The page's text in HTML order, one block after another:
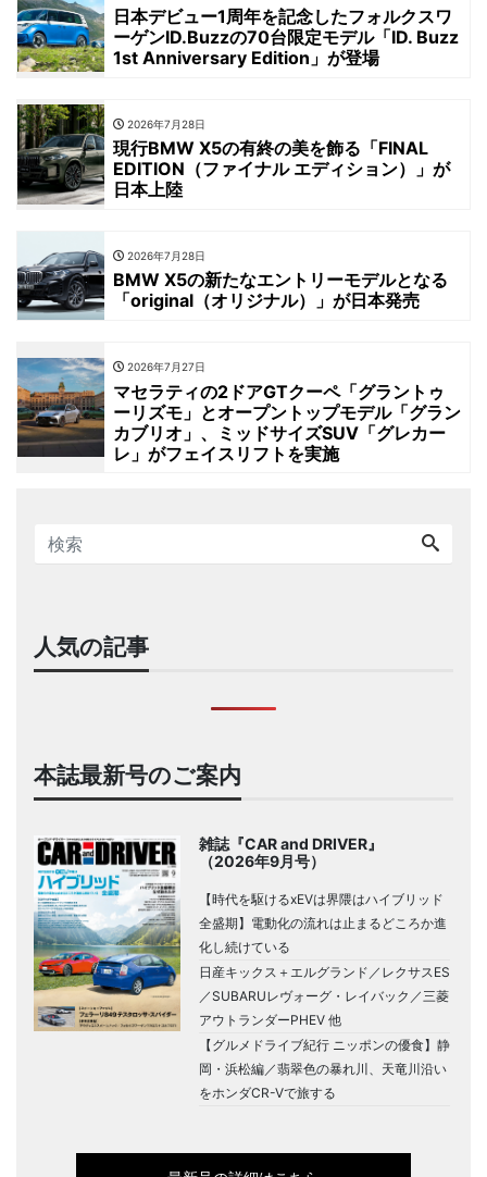
日本デビュー1周年を記念したフォルクスワ
ーゲンID.Buzzの70台限定モデル「ID. Buzz
1st Anniversary Edition」が登場
2026年7月28日
現行BMW X5の有終の美を飾る「FINAL
EDITION（ファイナル エディション）」が
日本上陸
2026年7月28日
BMW X5の新たなエントリーモデルとなる
「original（オリジナル）」が日本発売
2026年7月27日
マセラティの2ドアGTクーペ「グラントゥ
ーリズモ」とオープントップモデル「グラン
カブリオ」、ミッドサイズSUV「グレカー
レ」がフェイスリフトを実施
人気の記事
本誌最新号のご案内
雑誌『CAR and DRIVER』
（2026年9月号）
【時代を駆けるxEVは界隈はハイブリッド
全盛期】電動化の流れは止まるどころか進
化し続けている
日産キックス＋エルグランド／レクサスES
／SUBARUレヴォーグ・レイバック／三菱
アウトランダーPHEV 他
【グルメドライブ紀行 ニッポンの優食】静
岡・浜松編／翡翠色の暴れ川、天竜川沿い
をホンダCR-Vで旅する